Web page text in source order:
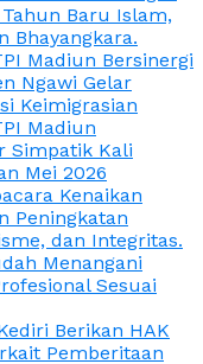
Baru Islam,
Bhayangkara.
Madiun Bersinergi
Ngawi Gelar
Keimigrasian
Madiun
Simpatik Kali
Mei 2026
Kenaikan
Peningkatan
dan Integritas.
Menangani
Sesuai
Berikan HAK
Pemberitaan